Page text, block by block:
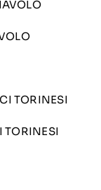
TORINESI